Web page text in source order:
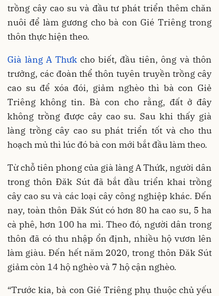
trồng cây cao su và đầu tư phát triển thêm chăn
nuôi để làm gương cho bà con Gié Triêng trong
thôn thực hiện theo.
Già làng A Thưkcho biết, đầu tiên, ông và thôn
trưởng, các đoàn thể thôn tuyên truyền trồng cây
cao su để xóa đói, giảm nghèo thì bà con Giẻ
Triêng không tin. Bà con cho rằng, đất ở đây
không trồng được cây cao su. Sau khi thấy già
làng trồng cây cao su phát triển tốt và cho thu
hoạch mủ thì lúc đó bà con mới bắt đầu làm theo.
Từ chỗ tiên phong của già làng A Thứk, người dân
trong thôn Đăk Sút đã bắt đầu triển khai trồng
cây cao su và các loại cây công nghiệp khác. Đến
nay, toàn thôn Đăk Sút có hơn 80 ha cao su, 5 ha
cà phê, hơn 100 ha mì. Theo đó, người dân trong
thôn đã có thu nhập ổn định, nhiều hộ vươn lên
làm giàu. Đến hết năm 2020, trong thôn Đăk Sút
giảm còn 14 hộ nghèo và 7 hộ cận nghèo.
“Trước kia, bà con Gié Triêng phụ thuộc chủ yếu